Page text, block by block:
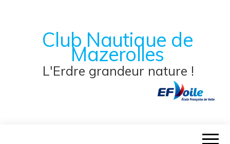
Club Nautique de
Mazerolles
L'Erdre grandeur nature !